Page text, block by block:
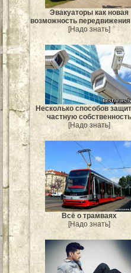
Эвакуаторы как новая
возможность
[Надо знать]
Несколько способов
частную собственность
[Надо знать]
Всё о трамваях
[Надо знать]